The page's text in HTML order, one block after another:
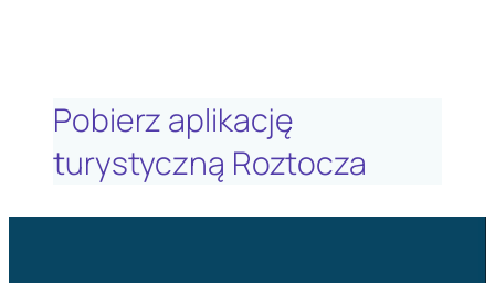
Pobierz aplikację
turystyczną Roztocza